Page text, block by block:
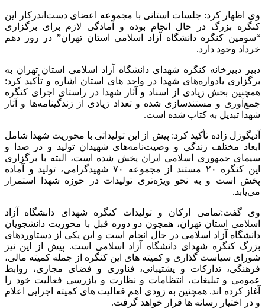
وی اظهار کرد: جلسات استانی با مجموعه اعضای دست‌اندرکار این
کنگره بزرگ در حال انجام بوده و آمادگی لازم برای برگزاری
“سومین کنگره دانشگاه آزاد اسلامی استان تهران” در روز دهم
خرداد وجود دارد.
دبیر دبیرخانه کنگره شهدای دانشگاه آزاد اسلامی استان تهران به
برگزاری یادواره‌های شهدا در واحد های استان اشاره و تأکید کرد:
همچنین بخش زیادی از اسناد و آثار شهدا در راستای اجرای کنگره
جمع‌آوری و مستندسازی شده و تعداد زیادی از زندگینامه‌ها و آثار
شهدا تبدیل به ‌کتاب شده است.
آدیگوزل زاده تأکید کرد: پیش از این تولیداتی با محوریت شهدا شامل
ابعاد مختلف زندگی و وصیت‌نامه‌های شهیدان تولید و در صدا و
سیمای جمهوری اسلامی ایران پخش شده است، البته با برگزاری
این کنگره ۲۰ مستند از مجموعه ۷۰ شهیدگرامی، تولید و آماده
پخش است و به نحو ویژه‌تری تولیدات در حوزه شهدا استمرار
می‌یابد.
وی گفت:تمامی ارکان و تولیدات کنگره شهدای دانشگاه آزاد
اسلامی استان تهران، همچون دو دوره قبل با محوریت دانشجویان
دانشگاه آزاد اسلامی در حال انجام است و این یکی از دستاوردهای
بزرگ کنگره شهدای دانشگاه آزاد اسلامی است. پیش از این نیز
شورای سیاست گذاری و کمیته های این کنگره از جمله کمیته مالی،
فرهنگی، تدارکات و پشتیبانی، فناوری و فضای مجازی، روابط
عمومی و تبلیغات، انتظامات و نظارت و بازرسی فعالیت خود را
آغاز کرده اند. همچنین به زودی اهم فعالیت های کمیته اجرایی اعلام
و در اختیار رسانه ها قرار خواهد گرفت.